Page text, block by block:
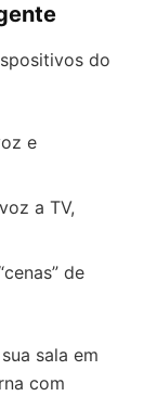
do
e
a TV,
de
sala em
com